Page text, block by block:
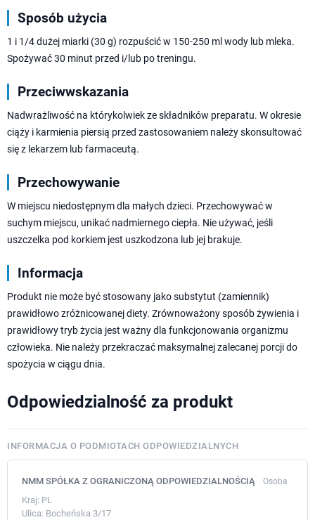
Sposób użycia
1 i 1/4 dużej miarki (30 g) rozpuścić w 150-250 ml wody lub mleka.
Spożywać 30 minut przed i/lub po treningu.
Przeciwwskazania
Nadwrażliwość na którykolwiek ze składników preparatu. W okresie
ciąży i karmienia piersią przed zastosowaniem należy skonsultować
się z lekarzem lub farmaceutą.
Przechowywanie
W miejscu niedostępnym dla małych dzieci. Przechowywać w
suchym miejscu, unikać nadmiernego ciepła. Nie używać, jeśli
uszczelka pod korkiem jest uszkodzona lub jej brakuje.
Informacja
Produkt nie może być stosowany jako substytut (zamiennik)
prawidłowo zróżnicowanej diety. Zrównoważony sposób żywienia i
prawidłowy tryb życia jest ważny dla funkcjonowania organizmu
człowieka. Nie należy przekraczać maksymalnej zalecanej porcji do
spożycia w ciągu dnia.
Odpowiedzialność za produkt
INFORMACJA O PODMIOTACH ODPOWIEDZIALNYCH
NMM SPÓŁKA Z OGRANICZONĄ ODPOWIEDZIALNOŚCIĄ Osoba
Kraj: PL
Ulica: Bocheńska 3/17